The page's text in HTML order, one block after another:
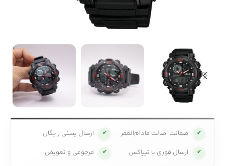
✔ ضمانت اصالت مادام‌العمر ✔ ارسال پستی رایگان
✔ ارسال فوری با تیپاکس ✔ مرجوعی و تعویض